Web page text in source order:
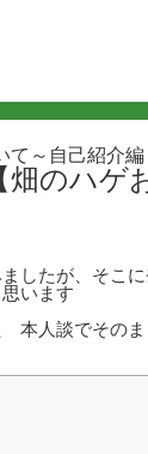
～自己紹介編
のハゲ
したが、そこ
います
本人談でその